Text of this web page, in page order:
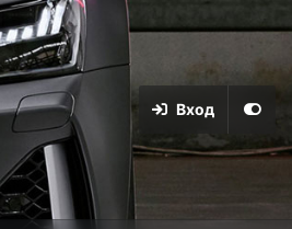
Вход